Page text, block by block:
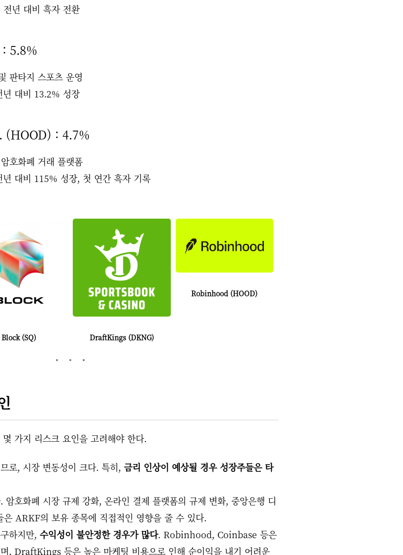
년 대비 흑자 전환
5.8%
판타지 스포츠 운영
대비 13.2% 성장
: 4.7%
호화폐 거래 플랫폼
대비 115% 성장, 첫 연간 흑자 기록
Block (SQ) DraftKings (DKNG)
Robinhood (HOOD)
가지 리스크 요인을 고려해야 한다.
로, 시장 변동성이 크다. 특히, 금리 인상이 예상될 경우 성장주들은 타
암호화폐 시장 규제 강화, 온라인 결제 플랫폼의 규제 변화, 중앙은행 디
ARKF의 보유 종목에 직접적인 영향을 줄 수 있다.
하지만, 수익성이 불안정한 경우가 많다. Robinhood, Coinbase 등은
, DraftKings 등은 높은 마케팅 비용으로 인해 순이익을 내기 어려운